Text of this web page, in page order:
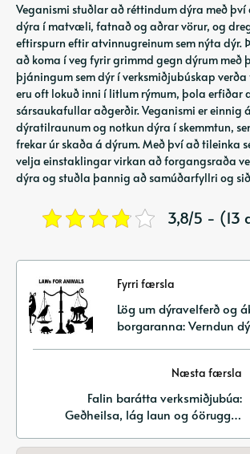
Veganismi stuðlar að réttindum dýra með
dýra í matvæli, fatnað og aðrar vörur, og
eftirspurn eftir atvinnugreinum sem nýta dýr.
að koma í veg fyrir grimmd gegn dýrum með
þjáningum sem dýr í verksmiðjubúskap
eru oft lokuð inni í litlum rýmum, þola erfiðar
sársaukafullar aðgerðir. Veganismi er einnig
dýratilraunum og notkun dýra í skemmtun,
frekar úr skaða á dýrum. Með því að tileinka
velja einstaklingar virkan að forgangsraða
dýra og stuðla þannig að samúðarfyllri og
3,8/5 - (13
Fyrri færsla
Lög um dýravelferð og
borgaranna: Verndun
Næsta færsla
Falin barátta verksmiðjubúa:
Geðheilsa, lág laun og óöruggar